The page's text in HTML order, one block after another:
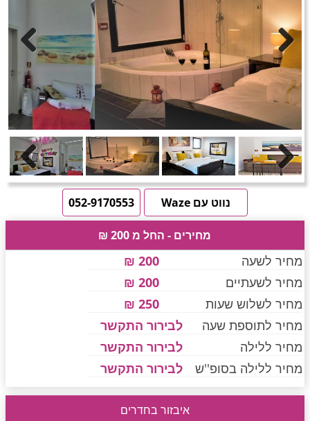
חדרים לפי שעה באזור ירושלים
חדרים לפי שעה באזור השפלה
חדרים לפי שעה בהשרון
חדרים לפי שעה בנגב
חדרים לפי שעה בגליל עליון
חדרים לפי שעה בחוף הכרמל
חדרים לפי שעה בחיפה קריות
חדרים לפי שעה בכנרת גליל תחתון עמקים
טוען תמונות..... Previous Next
Previous
Next
052-9170553
נווט עם Waze
מחירים - החל מ 200 ₪
מחיר לשעה
200 ₪
מחיר לשעתיים
200 ₪
מחיר לשלוש שעות
250 ₪
מחיר לתוספת שעה
לבירור התקשר
מחיר ללילה
לבירור התקשר
מחיר ללילה בסופ''ש
לבירור התקשר
איבזור בחדרים